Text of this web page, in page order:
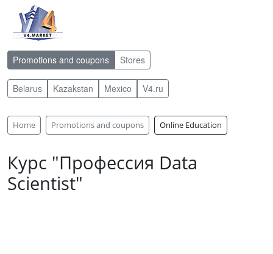
Promotions and coupons Stores
Belarus Kazakstan Mexico V4.ru
Home Promotions and coupons Online Education
Курс "Профессия Data
Scientist"